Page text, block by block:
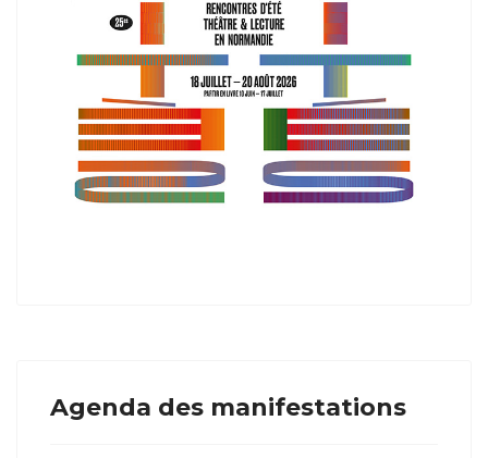
Agenda des manifestations